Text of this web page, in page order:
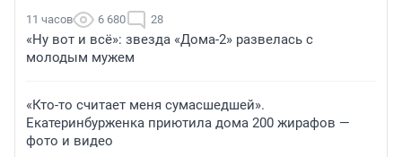
11 часов 6 680 28
«Ну вот и всё»: звезда «Дома-2» развелась с
молодым мужем
«Кто-то считает меня сумасшедшей».
Екатеринбурженка приютила дома 200 жирафов —
фото и видео